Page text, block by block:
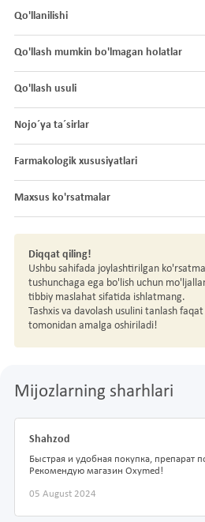
Qo'llanilishi
Qo'llash mumkin bo'lmagan holatlar
Qo'llash usuli
Nojo´ya ta´sirlar
Farmakologik xususiyatlari
Maxsus ko'rsatmalar
Diqqat qiling!
Ushbu sahifada joylashtirilgan
tushunchaga ega bo'lish uchun
tibbiy maslahat sifatida ishlatmang.
Tashxis va davolash usulini tanlash
tomonidan amalga oshiriladi!
Mijozlarning sharhlari
Shahzod
Быстрая и удобная покупка, препарат
Рекомендую магазин Oxymed!
05 August 2024